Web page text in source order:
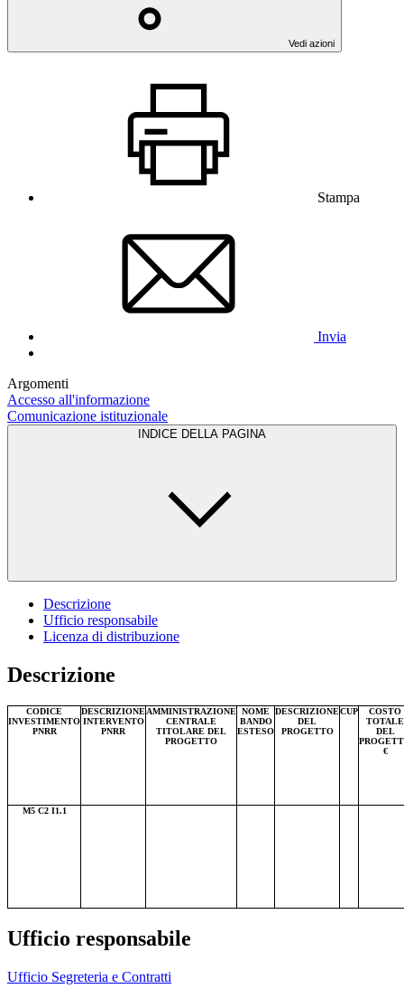
Vedi azioni
Stampa
Invia
Argomenti
Accesso all'informazione
Comunicazione istituzionale
INDICE DELLA PAGINA
Descrizione
Ufficio responsabile
Licenza di distribuzione
Descrizione
CODICE
INVESTIMENTO
PNRR
DESCRIZIONE
INTERVENTO
PNRR
AMMINISTRAZIONE
CENTRALE
TITOLARE DEL
PROGETTO
NOME
BANDO
ESTESO
DESCRIZIONE
DEL
PROGETTO
CUP
COSTO
TOTALE
DEL
€
M5 C2 I1.1
Ufficio responsabile
Ufficio Segreteria e Contratti